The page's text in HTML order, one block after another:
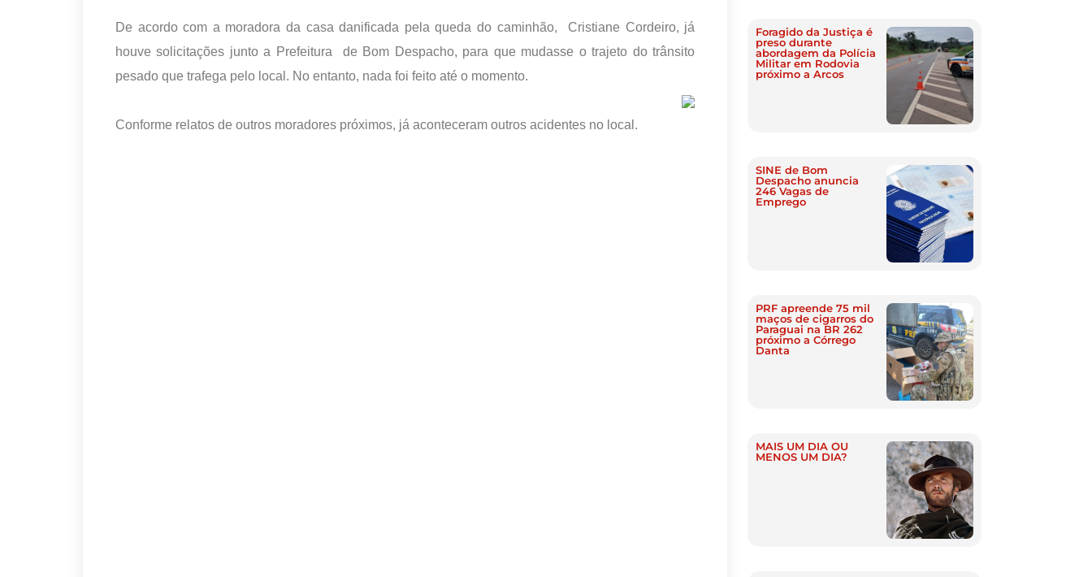
De acordo com a moradora da casa danificada pela queda do caminhão, Cristiane Cordeiro, já
houve solicitações junto a Prefeitura de Bom Despacho, para que mudasse o trajeto do trânsito
pesado que trafega pelo local. No entanto, nada foi feito até o momento.
Conforme relatos de outros moradores próximos, já aconteceram outros acidentes no local.
Foragido da Justiça é
preso durante
abordagem da Polícia
Militar em Rodovia
próximo a Arcos
SINE de Bom
Despacho anuncia
246 Vagas de
Emprego
PRF apreende 75 mil
maços de cigarros do
Paraguai na BR 262
próximo a Córrego
Danta
MAIS UM DIA OU
MENOS UM DIA?